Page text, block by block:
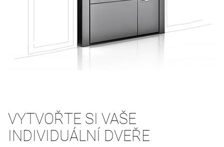
VYTVOŘTE SI VAŠE
INDIVIDUÁLNÍ DVEŘE